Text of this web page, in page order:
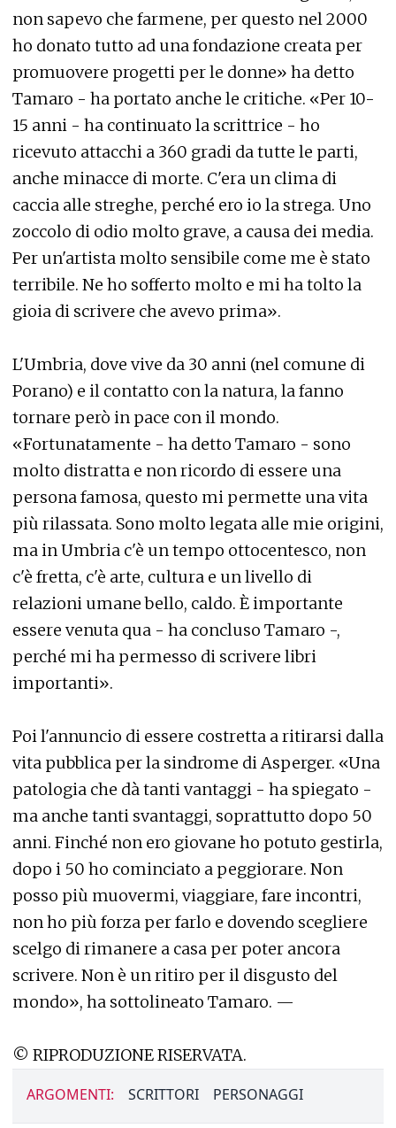
non sapevo che farmene, per questo nel 2000
ho donato tutto ad una fondazione creata per
promuovere progetti per le donne» ha detto
Tamaro - ha portato anche le critiche. «Per 10-
15 anni - ha continuato la scrittrice - ho
ricevuto attacchi a 360 gradi da tutte le parti,
anche minacce di morte. C'era un clima di
caccia alle streghe, perché ero io la strega. Uno
zoccolo di odio molto grave, a causa dei media.
Per un'artista molto sensibile come me è stato
terribile. Ne ho sofferto molto e mi ha tolto la
gioia di scrivere che avevo prima».
L'Umbria, dove vive da 30 anni (nel comune di
Porano) e il contatto con la natura, la fanno
tornare però in pace con il mondo.
«Fortunatamente - ha detto Tamaro - sono
molto distratta e non ricordo di essere una
persona famosa, questo mi permette una vita
più rilassata. Sono molto legata alle mie origini,
ma in Umbria c'è un tempo ottocentesco, non
c'è fretta, c'è arte, cultura e un livello di
relazioni umane bello, caldo. È importante
essere venuta qua - ha concluso Tamaro -,
perché mi ha permesso di scrivere libri
importanti».
Poi l'annuncio di essere costretta a ritirarsi dalla
vita pubblica per la sindrome di Asperger. «Una
patologia che dà tanti vantaggi - ha spiegato -
ma anche tanti svantaggi, soprattutto dopo 50
anni. Finché non ero giovane ho potuto gestirla,
dopo i 50 ho cominciato a peggiorare. Non
posso più muovermi, viaggiare, fare incontri,
non ho più forza per farlo e dovendo scegliere
scelgo di rimanere a casa per poter ancora
scrivere. Non è un ritiro per il disgusto del
mondo», ha sottolineato Tamaro. —
© RIPRODUZIONE RISERVATA.
ARGOMENTI: SCRITTORI PERSONAGGI